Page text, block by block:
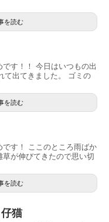
を読む
す！！ 今日はいつもの出
て出てきました。 ゴミの
を読む
す！ ここのところ雨ばか
が伸びてきたので思い切
を読む
猫